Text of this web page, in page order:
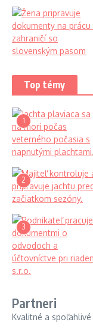
Top témy
1
2
3
Partneri
Kvalitné a spoľahlivé